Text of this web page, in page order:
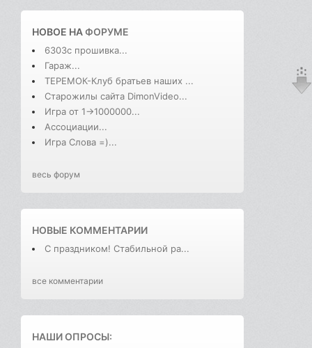
НОВОЕ НАФОРУМЕ
6303с прошивка...
Гараж...
ТЕРЕМОК-Клуб братьев наших ...
Старожилы сайта DimonVideo...
Игра от 1->1000000...
Ассоциации...
Игра Слова =)...
весь форум
НОВЫЕ КОММЕНТАРИИ
С праздником! Стабильной ра...
все комментарии
НАШИ ОПРОСЫ: